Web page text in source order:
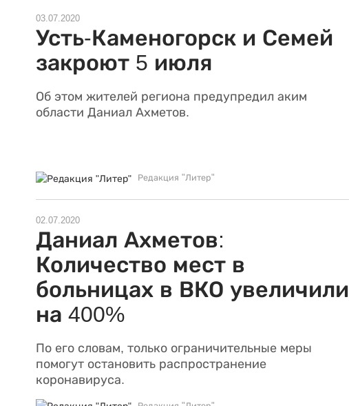
03.07.2020
Усть-Каменогорск и Семей
закроют 5 июля
Об этом жителей региона предупредил аким
области Даниал Ахметов.
Редакция "Литер"
02.07.2020
Даниал Ахметов:
Количество мест в
больницах в ВКО увеличили
на 400%
По его словам, только ограничительные меры
помогут остановить распространение
коронавируса.